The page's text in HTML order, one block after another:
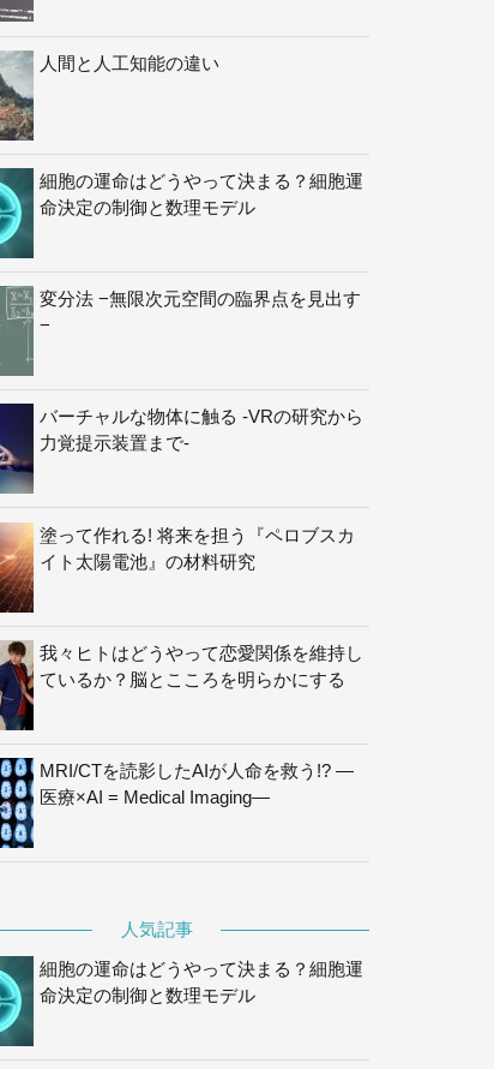
人間と人工知能の違い
細胞の運命はどうやって決まる？細胞運
命決定の制御と数理モデル
変分法 −無限次元空間の臨界点を見出す
−
バーチャルな物体に触る -VRの研究から
力覚提示装置まで-
塗って作れる! 将来を担う『ペロブスカ
イト太陽電池』の材料研究
我々ヒトはどうやって恋愛関係を維持し
ているか？脳とこころを明らかにする
MRI/CTを読影したAIが人命を救う!? —
医療×AI = Medical Imaging—
人気記事
細胞の運命はどうやって決まる？細胞運
命決定の制御と数理モデル